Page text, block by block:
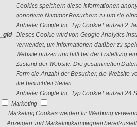
Cookies speichern diese Informationen
generierte Nummer Besuchern zu um sie
Anbieter Google Inc. Typ Cookie Laufzeit 2
_gid
Dieses Cookie wird von Google Analytics
verwendet, um Informationen darüber zu
Website nutzen und hilft bei der Erstellung
Zustand der Website. Die gesammelten
Form die Anzahl der Besucher, die Website
die besuchten Seiten.
Anbieter Google Inc. Typ Cookie Laufzeit 24
Marketing
Marketing Cookies werden für Werbung
Anzeigen und Marketingkampagnen